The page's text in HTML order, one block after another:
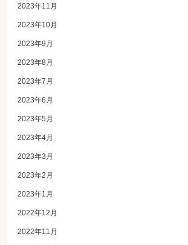
2023年11月
2023年10月
2023年9月
2023年8月
2023年7月
2023年6月
2023年5月
2023年4月
2023年3月
2023年2月
2023年1月
2022年12月
2022年11月